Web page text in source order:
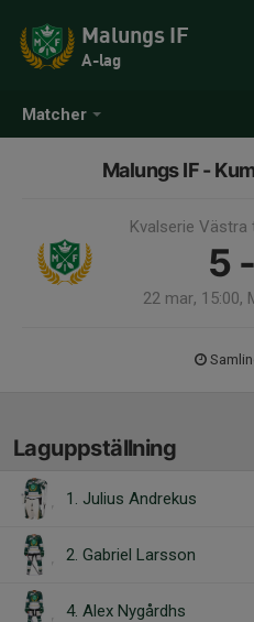
Matcher
Malungs IF
A-lag
Malungs IF -
Kvalserie Västra
5
22 mar, 15:00,
Laguppställning
1. Julius Andrekus
2. Gabriel Larsson
4. Alex Nygårdhs